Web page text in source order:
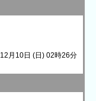
月10日 (日) 02時26分